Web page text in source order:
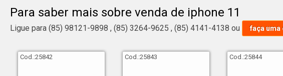
pessoas de diferentes idades, também busca por um elemento considerado
uma empresa séria e referência em seu segmento como a GNG Mobile
Para saber mais sobre venda de iphone 11
Ligue para (85) 98121-9898 , (85) 3264-9625 , (85) 4141-4138 ou faça uma
Cod.:25842 Cod.:25843 Cod.:25844